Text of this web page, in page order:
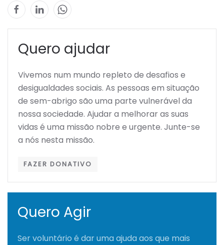
Quero ajudar
Vivemos num mundo repleto de desafios e
desigualdades sociais. As pessoas em situação
de sem-abrigo são uma parte vulnerável da
nossa sociedade. Ajudar a melhorar as suas
vidas é uma missão nobre e urgente. Junte-se
a nós nesta missão.
FAZER DONATIVO
Quero Agir
Ser voluntário é dar uma ajuda aos que mais